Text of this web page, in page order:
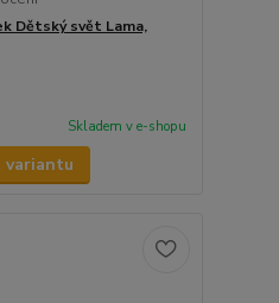
Dětský svět Lama,
Skladem v e-shopu